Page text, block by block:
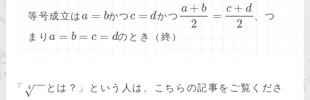
等号成立はa = bかつc = dかつ
a + b
2
=
c + d
2
、つ
まりa = b = c = dのとき（終）
「 −−
√
4
とは？」という人は、こちらの記事をご覧くださ